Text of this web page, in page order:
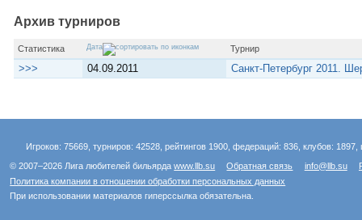
Архив турниров
Статистика Дата Турнир
>>> 04.09.2011 Санкт-Петербург 2011.
Игроков: 75669, турниров: 42528, рейтингов 1900, федераций: 836, клубов:
© 2007–2026 Лига любителей бильярдаwww.llb.su Обратная связь info@llb.su
Политика компании в отношении обработки персональных данных
При использовании материалов гиперссылка обязательна.